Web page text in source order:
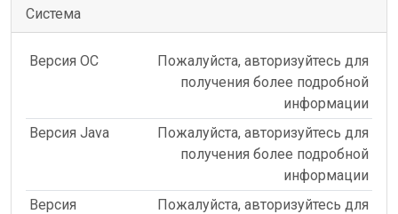
Система
Версия ОС
Пожалуйста, авторизуйтесь для
получения более подробной
информации
Версия Java
Пожалуйста, авторизуйтесь для
получения более подробной
информации
Версия
Пожалуйста, авторизуйтесь для